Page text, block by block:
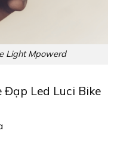
Light Mpowerd
Đạp Led Luci Bike